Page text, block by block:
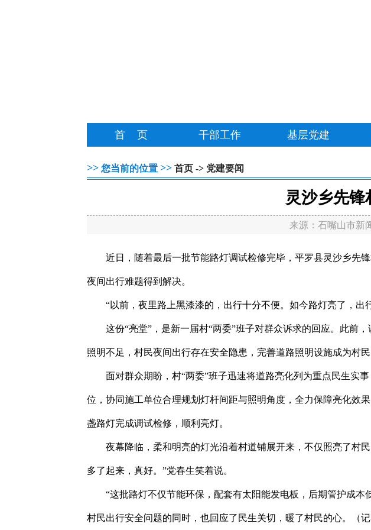
首 页 干部工作 基层党建
>> 您当前的位置 >> 首页 -> 党建要闻
灵沙乡先
来源： 石嘴山市新
近日，随着最后一批节能路灯调试检修完毕，平罗县灵沙乡先锋
夜间出行难题得到解决。
“以前，夜里路上黑漆漆的，出行十分不便。如今路灯亮了，出
这份“亮堂”，是新一届村“两委”班子对群众诉求的回应。此前，
照明不足，村民夜间出行存在安全隐患，完善道路照明设施成为村民
面对群众期盼，村“两委”班子迅速将道路亮化列为重点民生实事
位，协同施工单位合理规划灯杆间距与照明角度，全力保障亮化效
盏路灯完成调试检修，顺利亮灯。
夜幕降临，柔和明亮的灯光沿着村道铺展开来，不仅照亮了村民
多了起来，真好。”党春生笑着说。
“这批路灯不仅节能环保，配套有太阳能发电板，后期管护成本
村民出行安全问题的同时，也回应了民生关切，暖了村民的心。（记